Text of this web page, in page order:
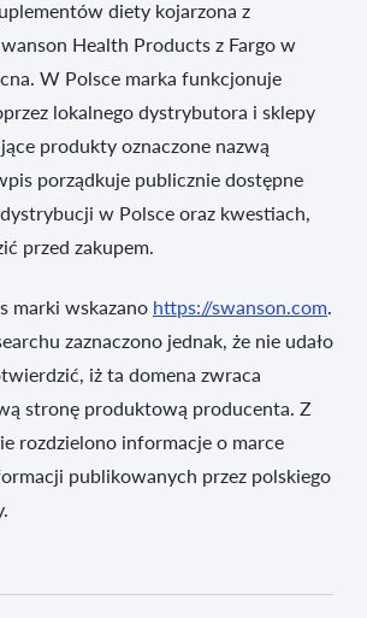
diety kojarzona z
Health Products z Fargo w
W Polsce marka funkcjonuje
lokalnego dystrybutora i sklepy
produkty oznaczone nazwą
porządkuje publicznie dostępne
w Polsce oraz kwestiach,
przed zakupem.
marki wskazano https://swanson.com.
zaznaczono jednak, że nie udało
iż ta domena zwraca
stronę produktową producenta. Z
rozdzielono informacje o marce
publikowanych przez polskiego